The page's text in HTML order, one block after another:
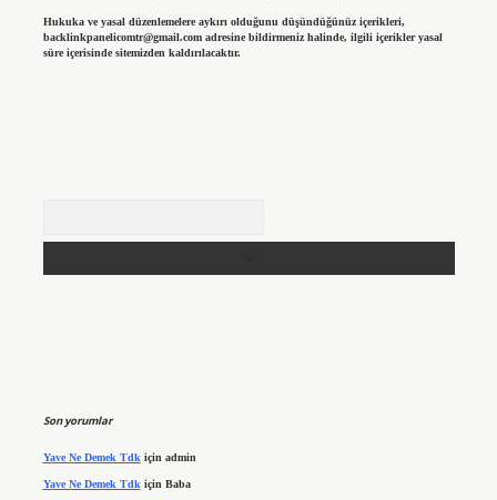
Hukuka ve yasal düzenlemelere aykırı olduğunu düşündüğünüz içerikleri,
backlinkpanelicomtr@gmail.comadresine bildirmeniz halinde, ilgili içerikler yasal
süre içerisinde sitemizden kaldırılacaktır.
Son yorumlar
Yave Ne Demek Tdk için admin
Yave Ne Demek Tdk için Baba